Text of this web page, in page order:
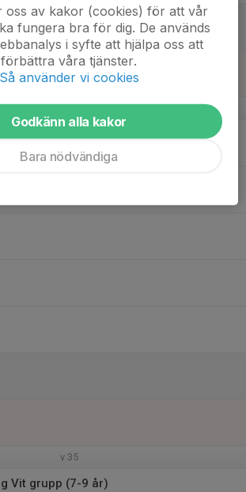
v.34
v.35
Vit grupp (7-9 år)
oss av kakor (cookies) för att vår
fungera bra för dig. De används
i syfte att hjälpa oss att
förbättra våra tjänster.
Så använder vi cookies
Godkänn alla kakor
Bara nödvändiga